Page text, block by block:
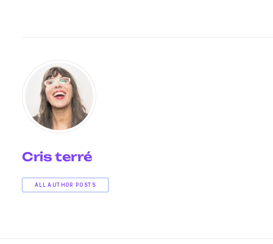
Cris terré
ALL AUTHOR POSTS